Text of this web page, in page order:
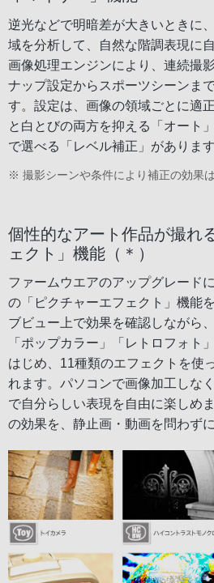
逆光などで明暗差が大きいときに
域を分析して、自然な階調表現に
画像処理エンジンにより、連続撮
ナップ設定からスポーツシーンま
す。設定は、画像の領域ごとに適
と白とびの両方を抑える「オート
で選べる「レベル補正」があります
※ 撮影シーンや条件により補正の効果
個性的なアート作品が撮れ
ェクト」機能（＊）
ファームウエアのアップグレード
の「ピクチャーエフェクト」機能
ブビュー上で効果を確認しながら
「ポップカラー」「レトロフォト
はじめ、11種類のエフェクトを使
れます。パソコンで画像加工しな
で自分らしい表現を自由に楽しめ
の効果を、静止画・動画を問わず